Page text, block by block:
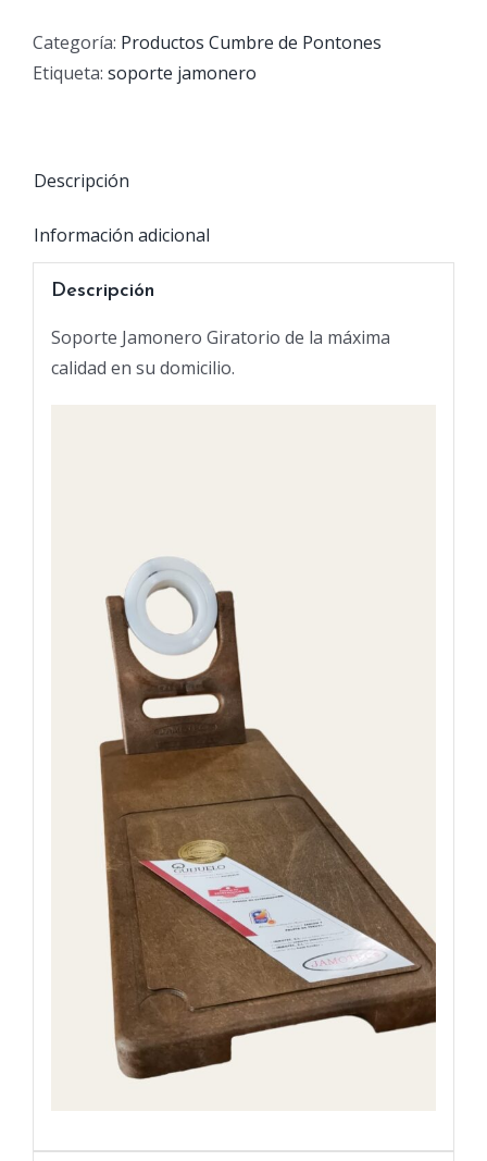
Categoría: Productos Cumbre de Pontones
Etiqueta: soporte jamonero
Descripción
Información adicional
Descripción
Soporte Jamonero Giratorio de la máxima
calidad en su domicilio.